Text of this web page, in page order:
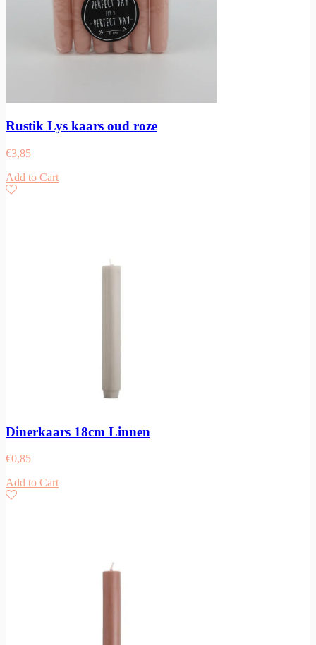
Rustik Lys kaars oud roze
€3,85
Add to Cart
Dinerkaars 18cm Linnen
€0,85
Add to Cart